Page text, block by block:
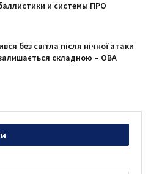
и системы ПРО
без світла після нічної атаки
складною – ОВА